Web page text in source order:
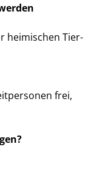
heimischen Tier-
frei,